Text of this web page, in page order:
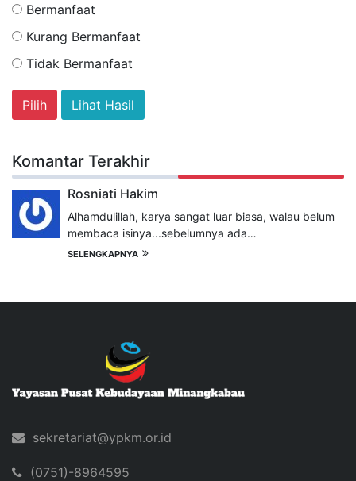
Bermanfaat
Kurang Bermanfaat
Tidak Bermanfaat
Lihat Hasil
Komantar Terakhir
Rosniati Hakim
Alhamdulillah, karya sangat luar biasa, walau belum
membaca isinya...sebelumnya ada…
SELENGKAPNYA
sekretariat@ypkm.or.id
(0751)-8964595